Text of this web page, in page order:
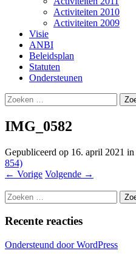
Activiteiten 2010
Activiteiten 2009
Visie
ANBI
Beleidsplan
Statuten
Ondersteunen
Zoeken
naar:
IMG_0582
Gepubliceerd op 16. april 2021 in
854)
← Vorige Volgende →
Zoeken
naar:
Recente reacties
Ondersteund door WordPress